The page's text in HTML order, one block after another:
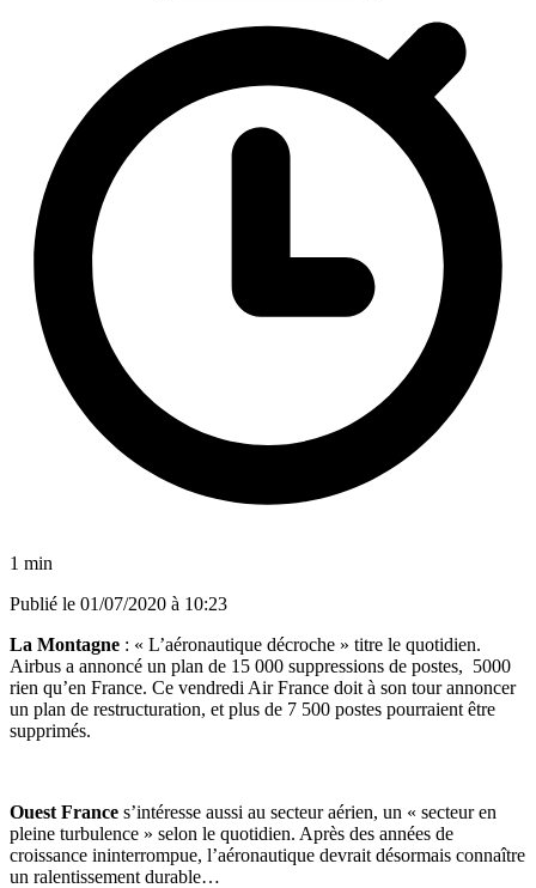
1 min
Publié le 01/07/2020 à 10:23
La Montagne : « L’aéronautique décroche » titre le quotidien.
Airbus a annoncé un plan de 15 000 suppressions de postes, 5000
rien qu’en France. Ce vendredi Air France doit à son tour annoncer
un plan de restructuration, et plus de 7 500 postes pourraient être
supprimés.
Ouest France s’intéresse aussi au secteur aérien, un « secteur en
pleine turbulence » selon le quotidien. Après des années de
croissance ininterrompue, l’aéronautique devrait désormais connaître
un ralentissement durable…